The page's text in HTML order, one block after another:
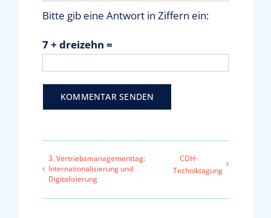
Bitte gib eine Antwort in Ziffern ein:
7 + dreizehn =
3. Vertriebsmanagementtag:
Internationalisierung und
Digitalisierung
CDH-
Techniktagung